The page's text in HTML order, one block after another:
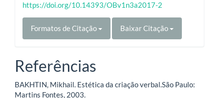
https://doi.org/10.14393/OBv1n3a2017-2
Formatos de Citação Baixar Citação
Referências
BAKHTIN, Mikhail. Estética da criação verbal.São Paulo:
Martins Fontes, 2003.